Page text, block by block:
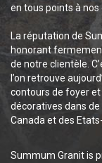
en tous points à nos
La réputation de
honorant
de notre clientèle.
l’on retrouve
contours de foyer et
décoratives dans
Canada et des
Summum Granit is